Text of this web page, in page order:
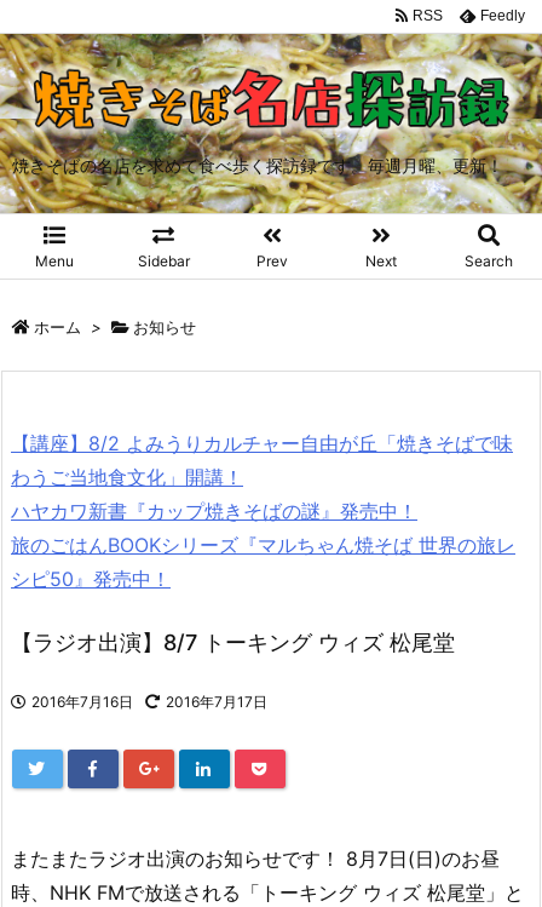
焼きそばの名店を求めて食べ歩く探訪録です。毎週月曜、更新！
Menu Sidebar Prev Next Search
RSS Feedly
ホーム > お知らせ
【講座】8/2 よみうりカルチャー自由が丘「焼きそばで味
わうご当地食文化」開講！
ハヤカワ新書『カップ焼きそばの謎』発売中！
旅のごはんBOOKシリーズ『マルちゃん焼そば 世界の旅レ
シピ50』発売中！
【ラジオ出演】8/7 トーキング ウィズ 松尾堂
2016年7月16日 2016年7月17日
またまたラジオ出演のお知らせです！ 8月7日(日)のお昼
時、NHK FMで放送される「トーキング ウィズ 松尾堂」と